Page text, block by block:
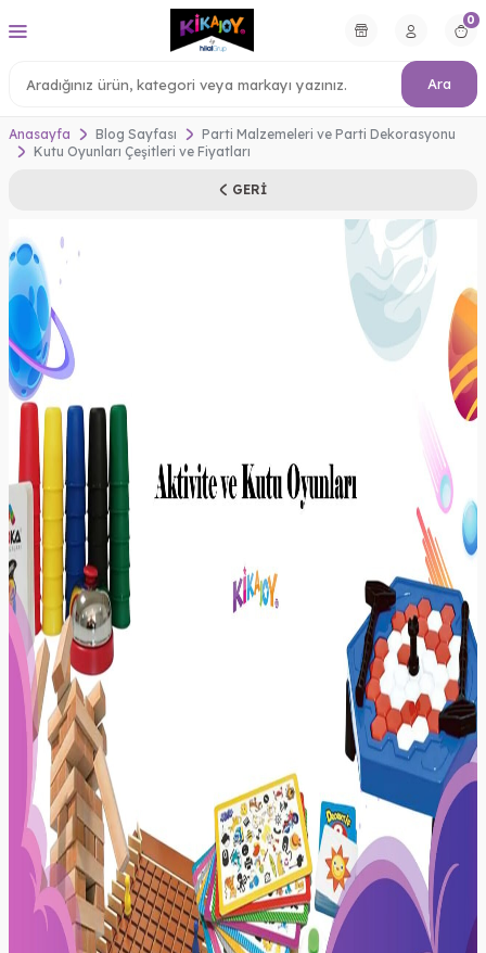
Ara
0
Anasayfa Blog Sayfası
Parti Malzemeleri ve Parti Dekorasyonu
Kutu Oyunları Çeşitleri ve Fiyatları
GERI